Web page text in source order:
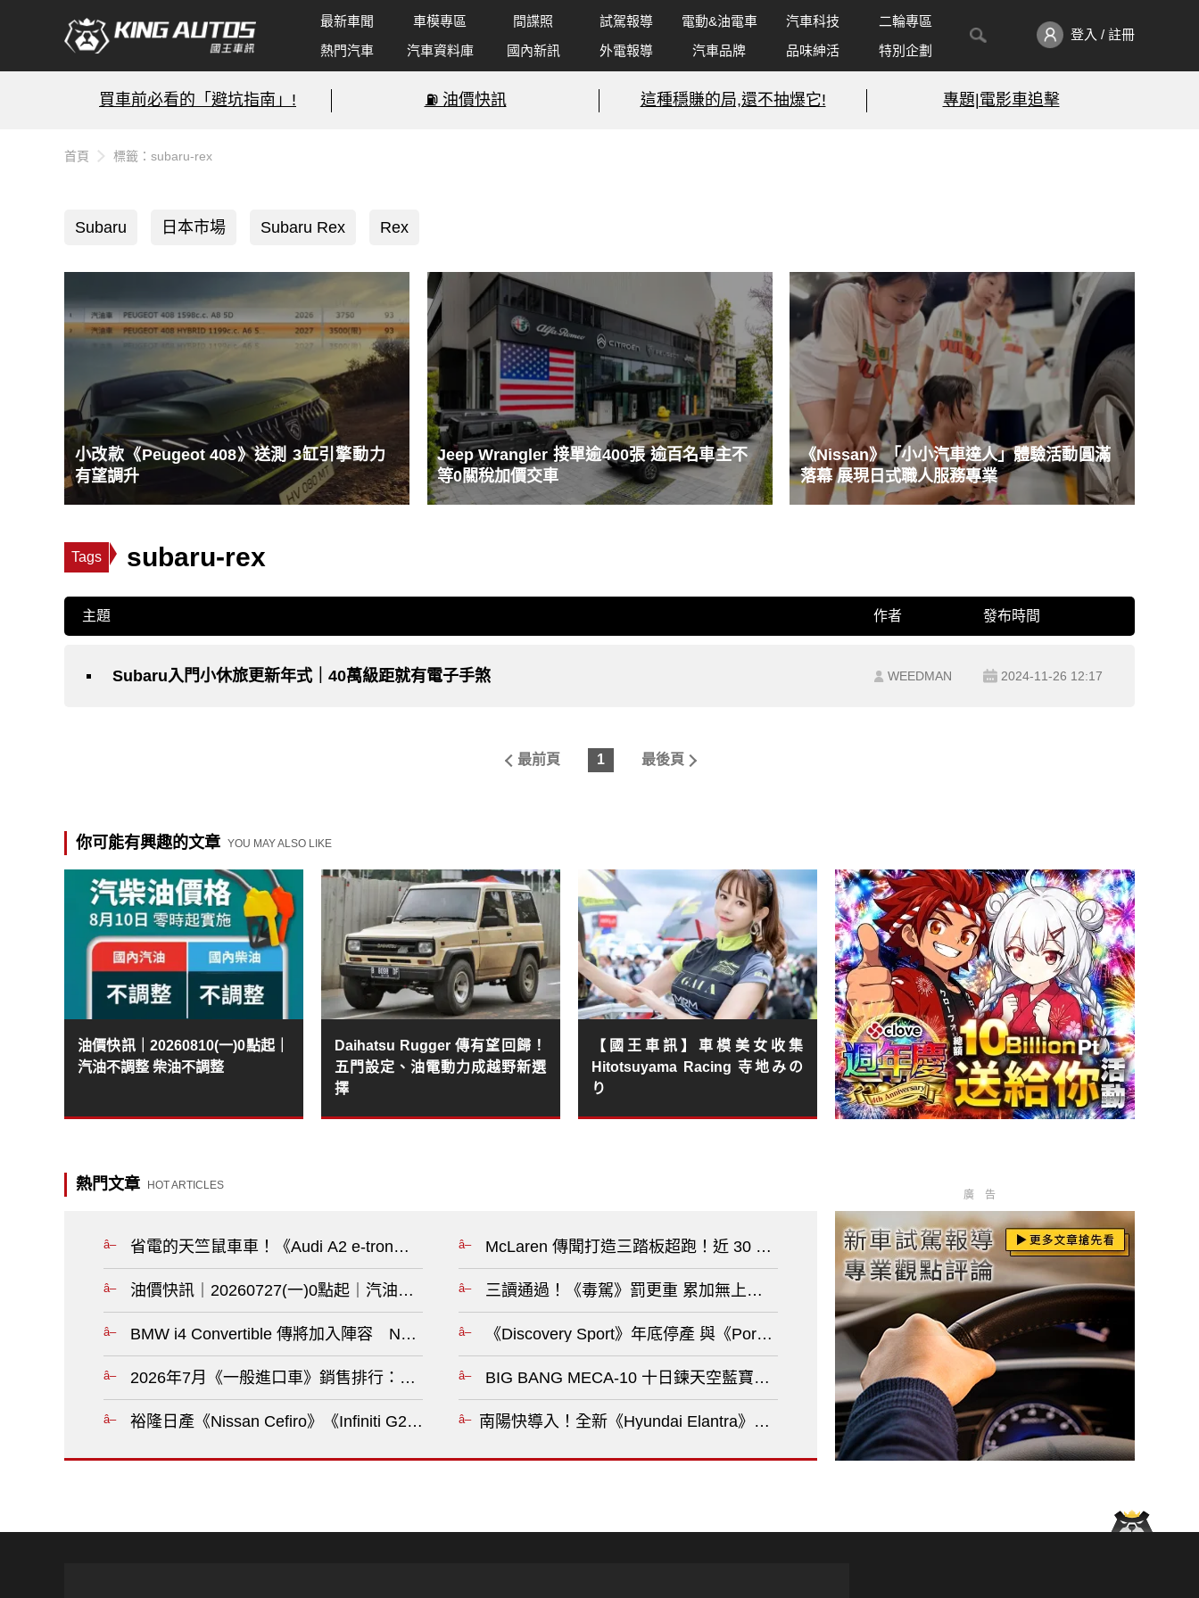
最新車聞 車模專區 間諜照 試駕報導 電動&油電車 汽車科技
二輪專區
熱門汽車
汽車資料庫 國內新訊 外電報導 汽車品牌 品味紳活 特別企劃
登入 / 註冊
買車前必看的「避坑指南」! ⛽️ 油價快訊 這種穩賺的局,還不抽爆它! 專題|電影車追擊
首頁 標籤：subaru-rex
Subaru 日本市場 Subaru Rex Rex
小改款《Peugeot 408》送測 3缸引擎動力
有望調升
Jeep Wrangler 接單逾400張 逾百名車主不
等0關稅加價交車
《Nissan》「小小汽車達人」體驗活動圓滿
落幕 展現日式職人服務專業
Tags subaru-rex
主題 作者 發布時間
Subaru入門小休旅更新年式｜40萬級距就有電子手煞 WEEDMAN 2024-11-26 12:17
最前頁 1 最後頁
你可能有興趣的文章 YOU MAY ALSO LIKE
油價快訊｜20260810(一)0點起｜
汽油不調整 柴油不調整
Daihatsu Rugger 傳有望回歸！
五門設定、油電動力成越野新選
擇
【國王車訊】車模美女收集
Hitotsuyama Racing 寺地みの
り
熱門文章 HOT ARTICLES
省電的天竺鼠車車！《Audi A2 e-tron》今秋發表 能效也很秋?
油價快訊｜20260727(一)0點起｜汽油漲7角 柴油漲5角?
BMW i4 Convertible 傳將加入陣容 Neue Klasse 平台再添純電雙門新成員?
2026年7月《一般進口車》銷售排行：舊款《Mazda CX-5》爆大量 《Kia Sportage》不死中將?
裕隆日產《Nissan Cefiro》《Infiniti G25》與M35 原廠零件1折起 鈑烤68折起?
McLaren 傳聞打造三踏板超跑！近 30 年來首款手排車可能即將誕生?
三讀通過！《毒駕》罰更重 累加無上限 車輛沒入 吊銷駕照 ?
《Discovery Sport》年底停產 與《Porsche Macan》相同命運 不敵歐盟GSR2法規?
BIG BANG MECA-10 十日鍊天空藍寶石腕錶 全鏤空機芯 演繹十日長動能的機械美學?
南陽快導入！全新《Hyundai Elantra》技術剖析 車體剛性、底盤調校與動力全面躍進?
廣告